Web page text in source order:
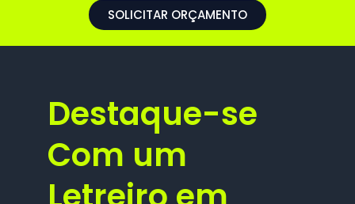
SOLICITAR ORÇAMENTO
Destaque-se
Com um